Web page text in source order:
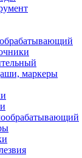
маркеры